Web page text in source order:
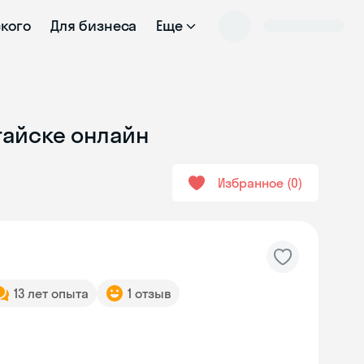
Для бизнеса Еще
онлайн
Избранное 0
13 лет опыта 1 отзыв